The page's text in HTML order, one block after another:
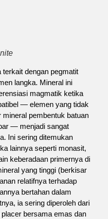
dengan pegmatit
langka. Mineral ini
magmatik ketika
— elemen yang tidak
pembentuk batuan
— menjadi sangat
Ini sering ditemukan
lainnya seperti monasit,
keberadaan primernya di
yang tinggi (berkisar
relatifnya terhadap
bertahan dalam
ia sering diperoleh dari
bersama emas dan